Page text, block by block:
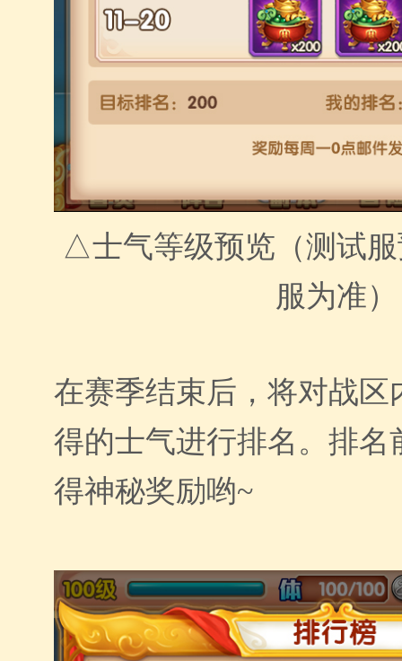
△士气等级预览（测试
服为准）
在赛季结束后，将对战区
得的士气进行排名。排名
得神秘奖励哟~